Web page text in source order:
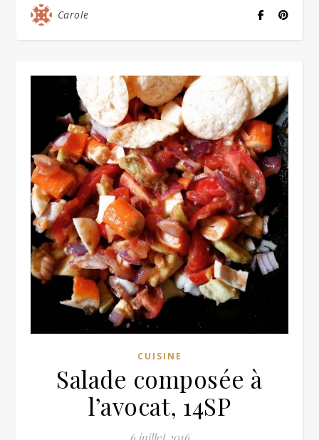
Carole
CUISINE
Salade composée à
l’avocat, 14SP
6 juillet 2016